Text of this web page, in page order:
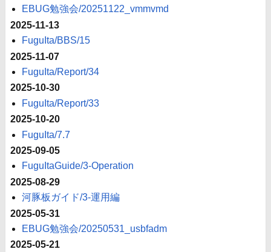
EBUG勉強会/20251122_vmmvmd
2025-11-13
FuguIta/BBS/15
2025-11-07
FuguIta/Report/34
2025-10-30
FuguIta/Report/33
2025-10-20
FuguIta/7.7
2025-09-05
FuguItaGuide/3-Operation
2025-08-29
河豚板ガイド/3-運用編
2025-05-31
EBUG勉強会/20250531_usbfadm
2025-05-21